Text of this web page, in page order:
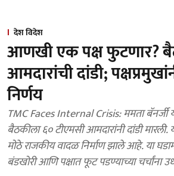
देश विदेश
आणखी एक पक्ष फुटणार?
आमदारांची दांडी;
निर्णय
TMC Faces Internal Crisis: ममता बॅनर्जी यांनी बोलावलेल्या एका
बैठकीला ६० टीएमसी आमदारांनी दांडी मारली. यामुळे पश्चिम बंगालमध्ये
मोठे राजकीय वादळ निर्माण झाले आहे. या
बंडखोरी आणि पक्षात फूट पडण्याच्या